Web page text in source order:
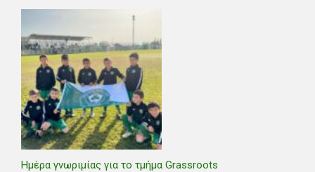
Ημέρα γνωριμίας για το τμήμα Grassroots